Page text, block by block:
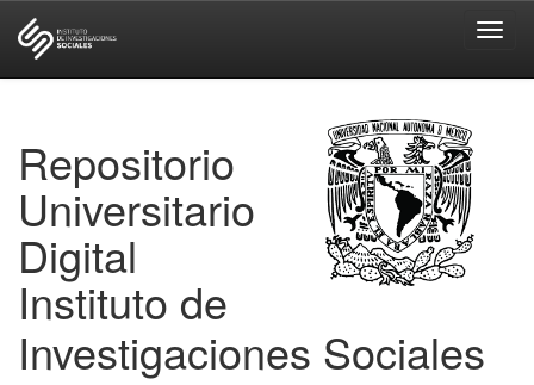
Repositorio
Universitario
Digital
Instituto de
Investigaciones Sociales